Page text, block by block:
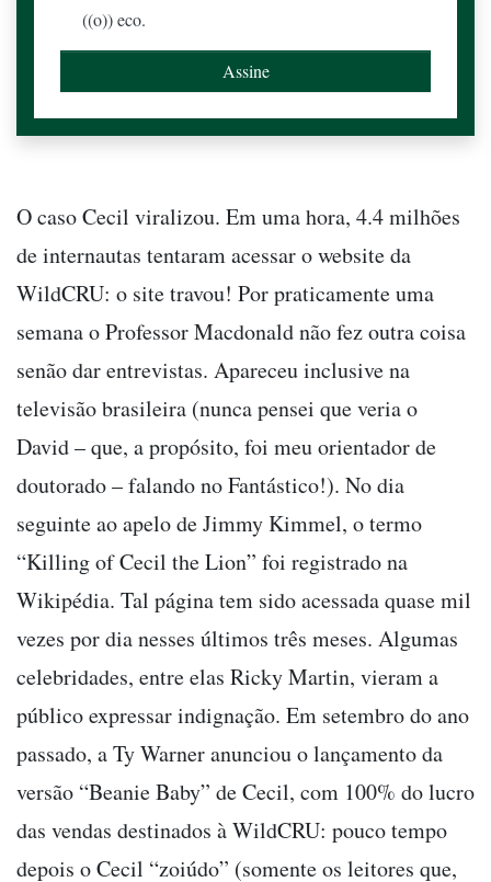
((o)) eco.
O caso Cecil viralizou. Em uma hora, 4.4 milhões
de internautas tentaram acessar o website da
WildCRU: o site travou! Por praticamente uma
semana o Professor Macdonald não fez outra coisa
senão dar entrevistas. Apareceu inclusive na
televisão brasileira (nunca pensei que veria o
David – que, a propósito, foi meu orientador de
doutorado – falando no Fantástico!). No dia
seguinte ao apelo de Jimmy Kimmel, o termo
“Killing of Cecil the Lion” foi registrado na
Wikipédia. Tal página tem sido acessada quase mil
vezes por dia nesses últimos três meses. Algumas
celebridades, entre elas Ricky Martin, vieram a
público expressar indignação. Em setembro do ano
passado, a Ty Warner anunciou o lançamento da
versão “Beanie Baby” de Cecil, com 100% do lucro
das vendas destinados à WildCRU: pouco tempo
depois o Cecil “zoiúdo” (somente os leitores que,